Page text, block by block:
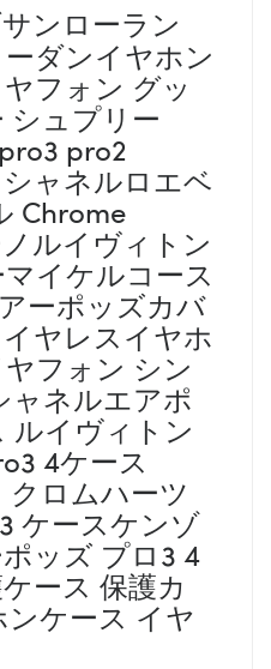
ンローラン
ダンイヤホン
フォン グッ
シュプリー
pro2
ャネルロエベ
Chrome
ルイヴィトン
イケルコース
ーポッズカバ
ヤレスイヤホ
フォン シン
ャネルエアポ
ルイヴィトン
4ケース
ロムハーツ
ケースケンゾ
ッズ プロ3 4
ース 保護カ
ケース イヤ